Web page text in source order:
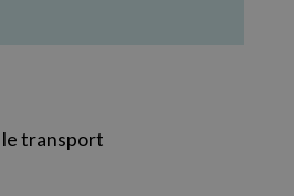
transport